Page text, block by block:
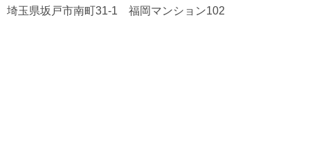
埼玉県坂戸市南町31-1 福岡マンション102